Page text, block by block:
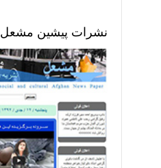
نشرات پیشین مشعل